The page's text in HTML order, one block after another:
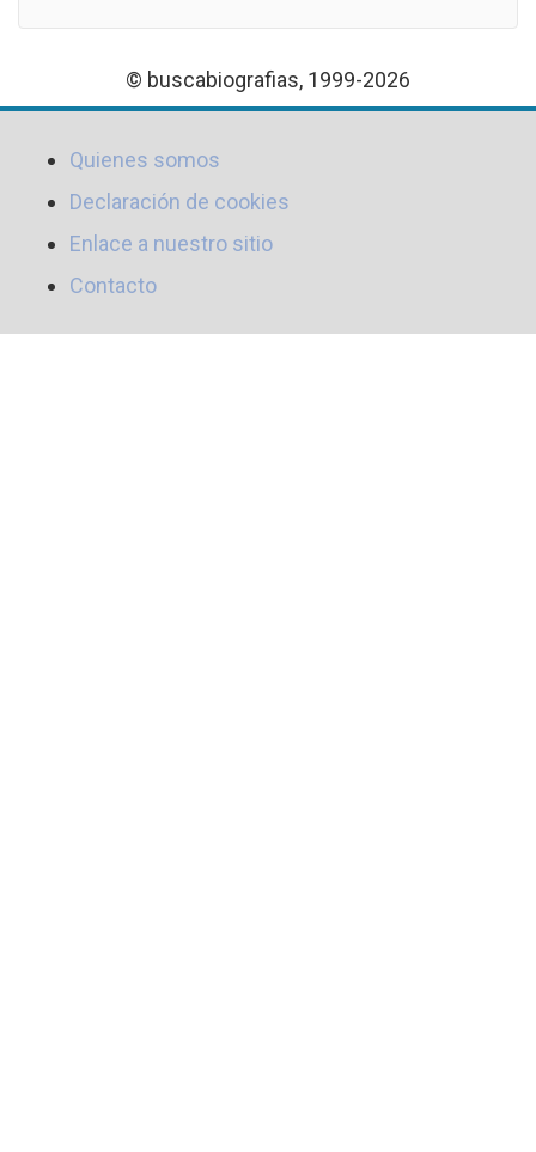
© buscabiografias, 1999-2026
Quienes somos
Declaración de cookies
Enlace a nuestro sitio
Contacto